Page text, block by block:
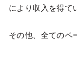
により収入を得て
その他、全てのペ